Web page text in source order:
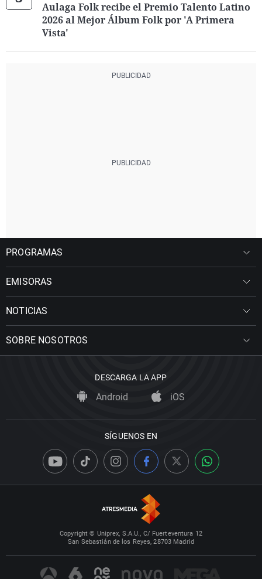
Aulaga Folk recibe el Premio Talento Latino
2026 al Mejor Álbum Folk por 'A Primera
Vista'
PROGRAMAS
EMISORAS
NOTICIAS
SOBRE NOSOTROS
DESCARGA LA APP
Android iOS
SÍGUENOS EN
Copyright © Uniprex, S.A.U., C/ Fuerteventura 12
San Sebastián de los Reyes, 28703 Madrid